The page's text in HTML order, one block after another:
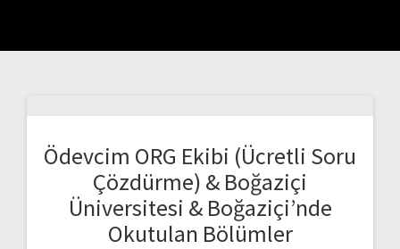
Ödevcim ORG Ekibi (Ücretli Soru
Çözdürme) & Boğaziçi
Üniversitesi & Boğaziçi’nde
Okutulan Bölümler